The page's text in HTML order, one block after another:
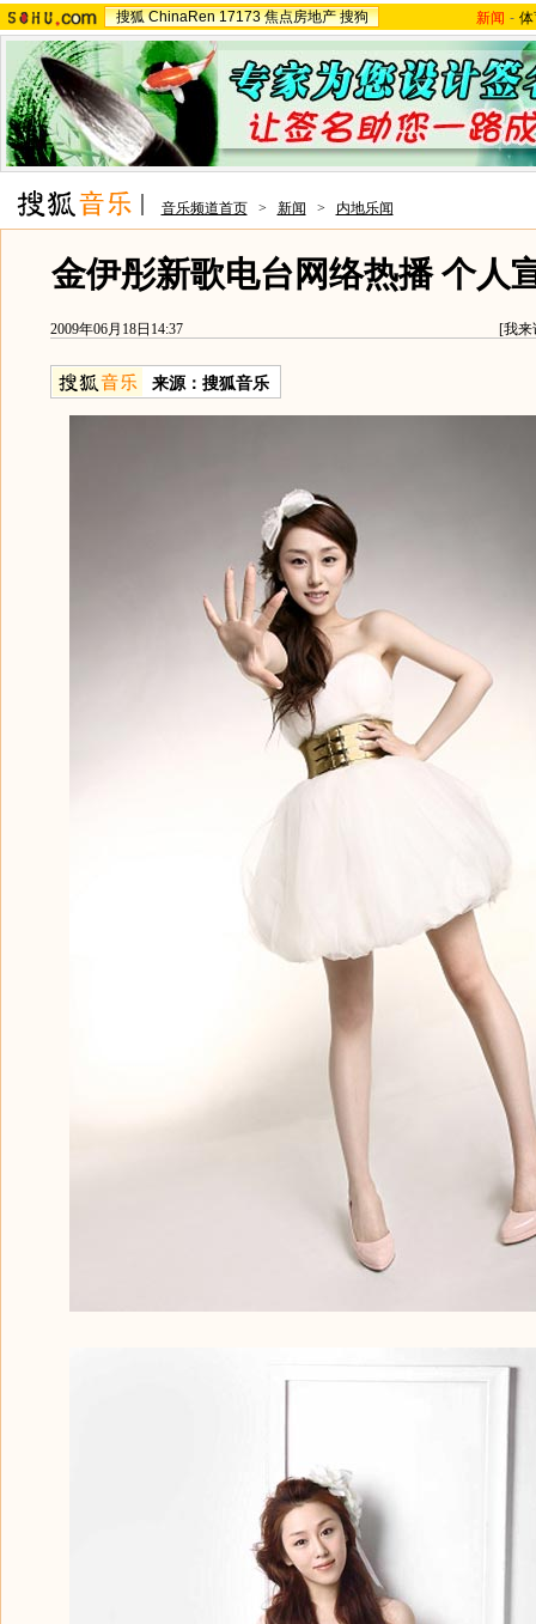
搜狐 ChinaRen 17173 焦点房地产 搜狗 新闻 -
音乐频道首页 > 新闻 > 内地乐闻
金伊彤新歌电台网络热播 个人
2009年06月18日14:37 [我来
来源： 搜狐音乐